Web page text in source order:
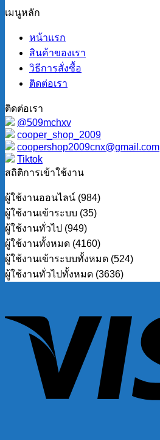
เมนูหลัก
หน้าแรก
สินค้าของเรา
วิธีการสั่งซื้อ
ติดต่อเรา
ติดต่อเรา
@509mchxv
cooper_shop_2009
coopershop2009cnx@gmail.com
Tiktok
สถิติการเข้าใช้งาน
ผู้ใช้งานออนไลน์ (984)
ผู้ใช้งานเข้าระบบ (35)
ผู้ใช้งานทั่วไป (949)
ผู้ใช้งานทั้งหมด (4160)
ผู้ใช้งานเข้าระบบทั้งหมด (524)
ผู้ใช้งานทั่วไปทั้งหมด (3636)